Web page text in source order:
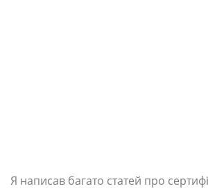
Я написав багато статей про